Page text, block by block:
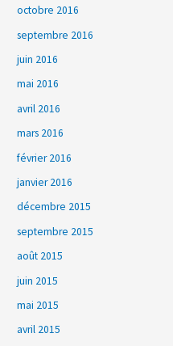
octobre 2016
septembre 2016
juin 2016
mai 2016
avril 2016
mars 2016
février 2016
janvier 2016
décembre 2015
septembre 2015
août 2015
juin 2015
mai 2015
avril 2015